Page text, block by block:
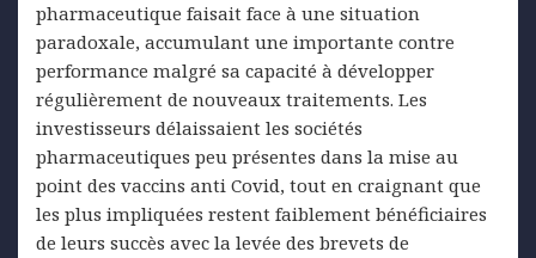
pharmaceutique faisait face à une situation
paradoxale, accumulant une importante contre
performance malgré sa capacité à développer
régulièrement de nouveaux traitements. Les
investisseurs délaissaient les sociétés
pharmaceutiques peu présentes dans la mise au
point des vaccins anti Covid, tout en craignant que
les plus impliquées restent faiblement bénéficiaires
de leurs succès avec la levée des brevets de